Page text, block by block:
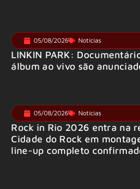
05/08/2026 Notícias
LINKIN PARK:
álbum ao vivo são
05/08/2026 Notícias
Rock in Rio 2026 entra na
Cidade do Rock em
line-up completo